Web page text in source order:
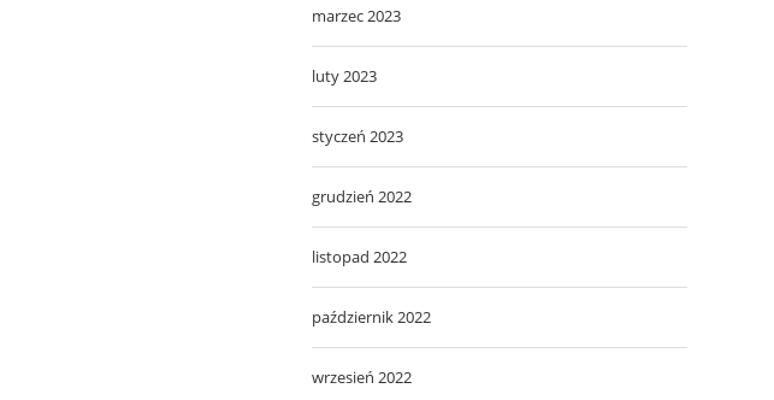
marzec 2023
luty 2023
styczeń 2023
grudzień 2022
listopad 2022
październik 2022
wrzesień 2022